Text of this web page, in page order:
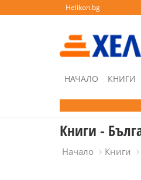
Helikon.bg
НАЧАЛО КНИГИ
Книги -
Начало Книги